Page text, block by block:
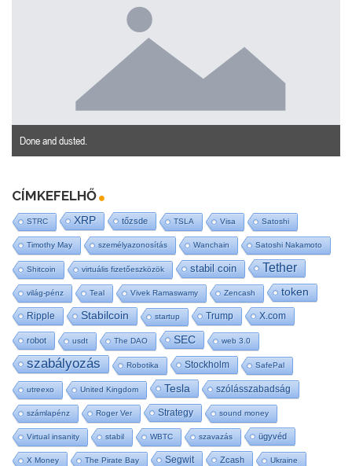
Done and dusted.
CÍMKEFELHŐ
STRC XRP tőzsde TSLA Visa Satoshi
Timothy May személyazonosítás Wanchain Satoshi Nakamoto
Shitcoin virtuális fizetőeszközök stabil coin Tether
világ-pénz Teal Vivek Ramaswamy Zencash token
Ripple Stabilcoin startup Trump X.com
robot usdt The DAO SEC web 3.0
szabályozás Robotika Stockholm SafePal
utreexo United Kingdom Tesla szólásszabadság
számlapénz Roger Ver Strategy sound money
Virtual insanity stabil WBTC szavazás ügyvéd
X Money The Pirate Bay Segwit Zcash Ukraine